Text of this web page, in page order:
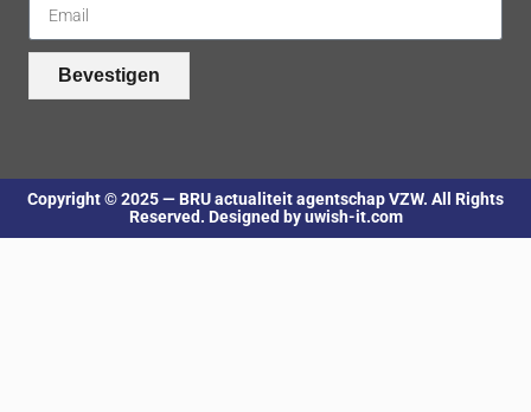
Bevestigen
Copyright © 2025 — BRU actualiteit agentschap VZW. All Rights
Reserved. Designed by uwish-it.com